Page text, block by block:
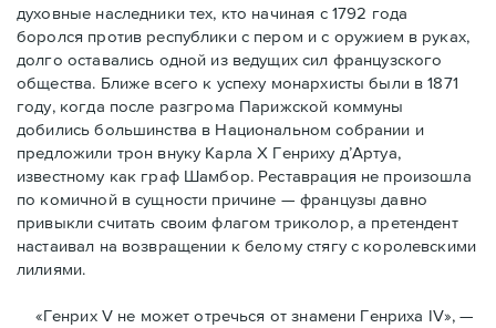
духовные наследники тех, кто начиная с 1792 года
боролся против республики с пером и с оружием в руках,
долго оставались одной из ведущих сил французского
общества. Ближе всего к успеху монархисты были в 1871
году, когда после разгрома Парижской коммуны
добились большинства в Национальном собрании и
предложили трон внуку Карла Х Генриху д’Артуа,
известному как граф Шамбор. Реставрация не произошла
по комичной в сущности причине — французы давно
привыкли считать своим флагoм триколор, а претендент
настаивал на возвращении к белому стягу с королевскими
лилиями.
«Генрих V не может отречься от знамени Генриха IV», —